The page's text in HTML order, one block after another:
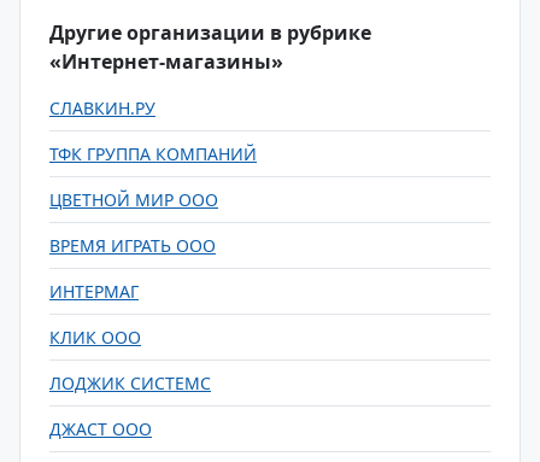
Другие организации в рубрике
«Интернет-магазины»
СЛАВКИН.РУ
ТФК ГРУППА КОМПАНИЙ
ЦВЕТНОЙ МИР ООО
ВРЕМЯ ИГРАТЬ ООО
ИНТЕРМАГ
КЛИК ООО
ЛОДЖИК СИСТЕМС
ДЖАСТ ООО